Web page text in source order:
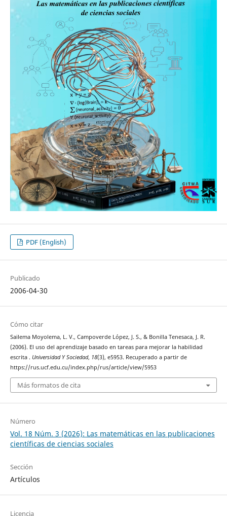
PDF (English)
Publicado
2006-04-30
Cómo citar
Sailema Moyolema, L. V., Campoverde López, J. S., & Bonilla Tenesaca, J. R.
(2006). El uso del aprendizaje basado en tareas para mejorar la habilidad
escrita . Universidad Y Sociedad, 18(3), e5953. Recuperado a partir de
https://rus.ucf.edu.cu/index.php/rus/article/view/5953
Más formatos de cita
Número
Vol. 18 Núm. 3 (2026): Las matemáticas en las publicaciones
científicas de ciencias sociales
Sección
Artículos
Licencia